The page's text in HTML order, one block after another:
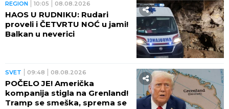
SVET 15:07 08.08.2026
BAJDENU SE RAK PROŠIRIO
NA KOSTI! Oglasio se sin
Hanter i saopštio kako je sada
SVET 14:54 08.08.2026
NAJGORE VESTI: Porastao
broj mrtvih u PUCNJAVI U
ŠKOLI